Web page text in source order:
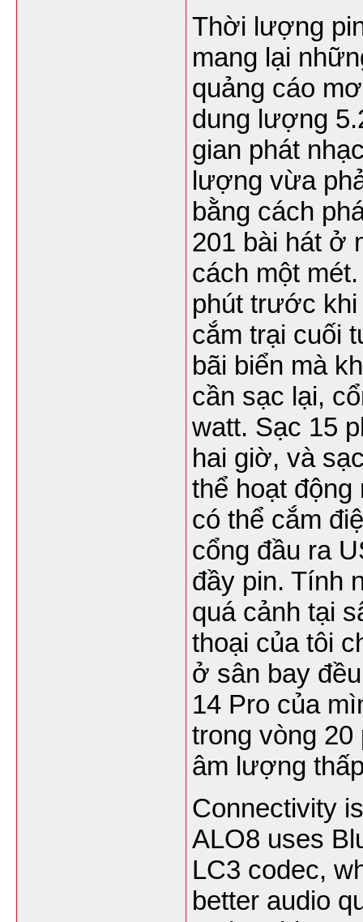
Thời lượng
mang lại
quảng cáo
dung lượng
gian phát
lượng vừa
bằng cách
201 bài hát ở
cách một
phút trước
cắm trại cuối
bãi biển mà
cần sạc lại,
watt. Sạc 15
hai giờ, và
thể hoạt
có thể cắm
cổng đầu ra
đầy pin. Tính
quá cảnh tại
thoại của tôi
ở sân bay
14 Pro của
trong vòng
âm lượng
Connectivity
ALO8 uses
LC3 codec,
better audio